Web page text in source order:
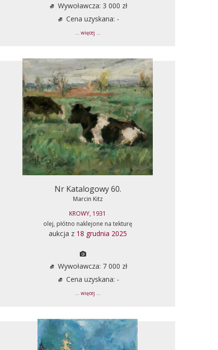
Wywoławcza: 3 000 zł
Cena uzyskana: -
... więcej ...
Nr Katalogowy 60.
Marcin Kitz
KROWY, 1931
olej, płótno naklejone na tekturę
aukcja z 18 grudnia 2025
Wywoławcza: 7 000 zł
Cena uzyskana: -
... więcej ...